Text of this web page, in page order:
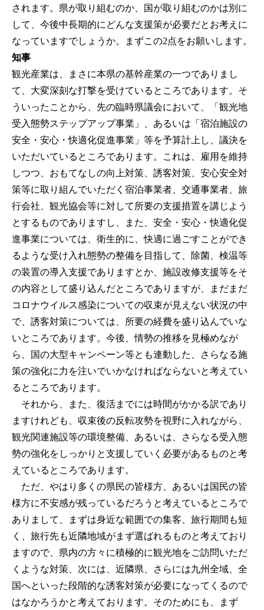
されます。県が取り組むのか、国が取り組むのかは別に
して、今後中長期的にどんな支援策が必要だとお考えに
なっていますでしょうか。まずこの2点をお願いします。
知事
観光産業は、まさに本県の基幹産業の一つでありまし
て、大変深刻な打撃を受けているところであります。そ
ういったことから、先の臨時県議会において、「観光地
受入態勢ステップアップ事業」、あるいは「宿泊施設の
安全・安心・快適化促進事業」等を予算計上し、議決を
いただいているところであります。これは、雇用を維持
しつつ、おもてなしの向上対策、誘客対策、安心安全対
策等に取り組んでいただく宿泊事業者、交通事業者、旅
行会社、観光協会等に対して所要の支援措置を講じよう
とするものでありますし、また、安全・安心・快適化促
進事業については、衛生的に、快適に過ごすことができ
るような受け入れ態勢の整備を目指して、除菌、検温等
の装置の導入支援でありますとか、施設改修支援等をそ
の内容として盛り込んだところでありますが、まだまだ
コロナウイルス感染についての収束が見えない状況の中
で、誘客対策については、所要の経費を盛り込んでいな
いところであります。今後、情勢の推移を見極めなが
ら、国の大型キャンペーン等とも連動した、さらなる施
策の強化に力を注いでいかなければならないと考えてい
るところであります。
それから、また、復活までには時間がかかる訳であり
ますけれども、収束後の反転攻勢を視野に入れながら、
観光関連施設等の環境整備、あるいは、さらなる受入態
勢の強化をしっかりと支援していく必要があるものと考
えているところであります。
ただ、やはり多くの県民の皆様方、あるいは国民の皆
様方に不安感が残っているだろうと考えているところで
ありまして、まずは身近な範囲での集客、旅行期間も短
く、旅行先も近隣地域がまず選ばれるものと考えており
ますので、県内の方々に積極的に観光地をご訪問いただ
くような対策、次には、近隣県、さらには九州全域、全
国へといった段階的な誘客対策が必要になってくるので
はなかろうかと考えております。そのためにも、まず